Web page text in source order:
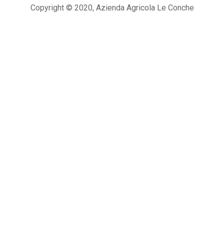
Copyright © 2020, Azienda Agricola Le Conche